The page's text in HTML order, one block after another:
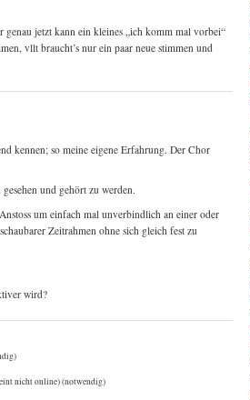
genau jetzt kann ein kleines „ich komm mal vorbei“
vllt braucht’s nur ein paar neue stimmen und
kennen; so meine eigene Erfahrung. Der Chor
und gehört zu werden.
um einfach mal unverbindlich an einer oder
Zeitrahmen ohne sich gleich fest zu
wird?
nicht online) (notwendig)